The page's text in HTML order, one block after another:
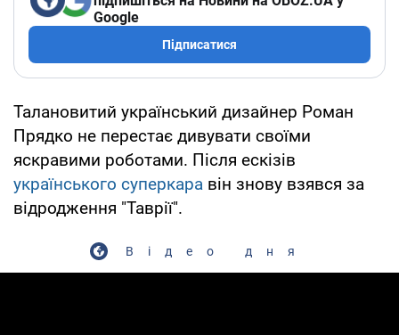
Google
Підписатися
Талановитий український дизайнер Роман
Прядко не перестає дивувати своїми
яскравими роботами. Після ескізів
українського суперкара він знову взявся за
відродження "Таврії".
Відео дня